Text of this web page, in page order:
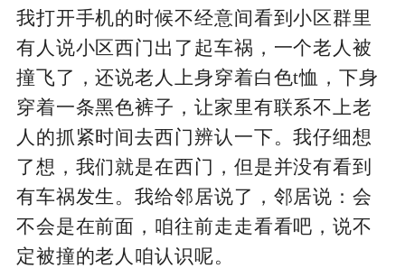
我打开手机的时候不经意间看到小区群里
有人说小区西门出了起车祸，一个老人被
撞飞了，还说老人上身穿着白色t恤，下身
穿着一条黑色裤子，让家里有联系不上老
人的抓紧时间去西门辨认一下。我仔细想
了想，我们就是在西门，但是并没有看到
有车祸发生。我给邻居说了，邻居说：会
不会是在前面，咱往前走走看看吧，说不
定被撞的老人咱认识呢。